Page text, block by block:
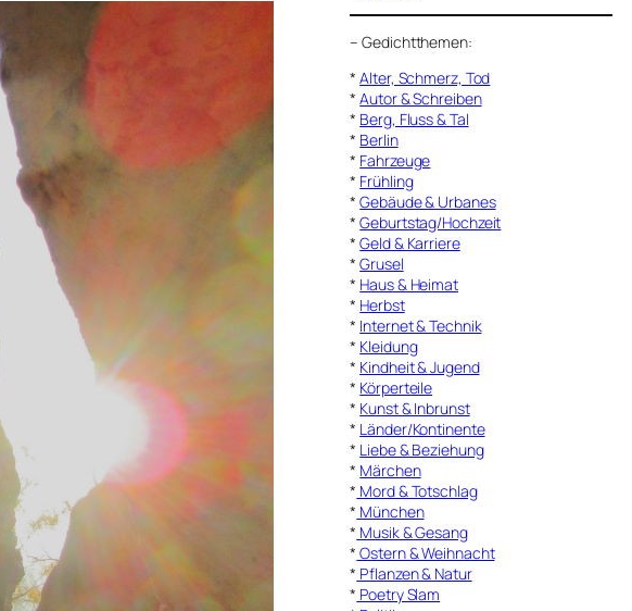
–Gedichtthemen:
*Alter, Schmerz, Tod
*Autor & Schreiben
* Berg, Fluss & Tal
* Berlin
* Fahrzeuge
* Frühling
*Gebäude & Urbanes
*Geburtstag/Hochzeit
*Geld & Karriere
*Grusel
* Haus & Heimat
* Herbst
* Internet & Technik
* Kleidung
* Kindheit & Jugend
* Körperteile
* Kunst & Inbrunst
* Länder/Kontinente
* Liebe & Beziehung
* Märchen
* Mord & Totschlag
* München
* Musik & Gesang
* Ostern & Weihnacht
* Pflanzen & Natur
* Poetry Slam